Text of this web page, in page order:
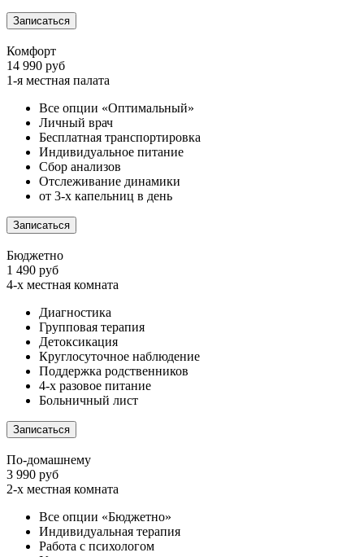
Записаться
Комфорт
14 990 руб
1-я местная палата
Все опции «Оптимальный»
Личный врач
Бесплатная транспортировка
Индивидуальное питание
Сбор анализов
Отслеживание динамики
от 3-х капельниц в день
Записаться
Бюджетно
1 490 руб
4-х местная комната
Диагностика
Групповая терапия
Детоксикация
Круглосуточное наблюдение
Поддержка родственников
4-х разовое питание
Больничный лист
Записаться
По-домашнему
3 990 руб
2-х местная комната
Все опции «Бюджетно»
Индивидуальная терапия
Работа с психологом